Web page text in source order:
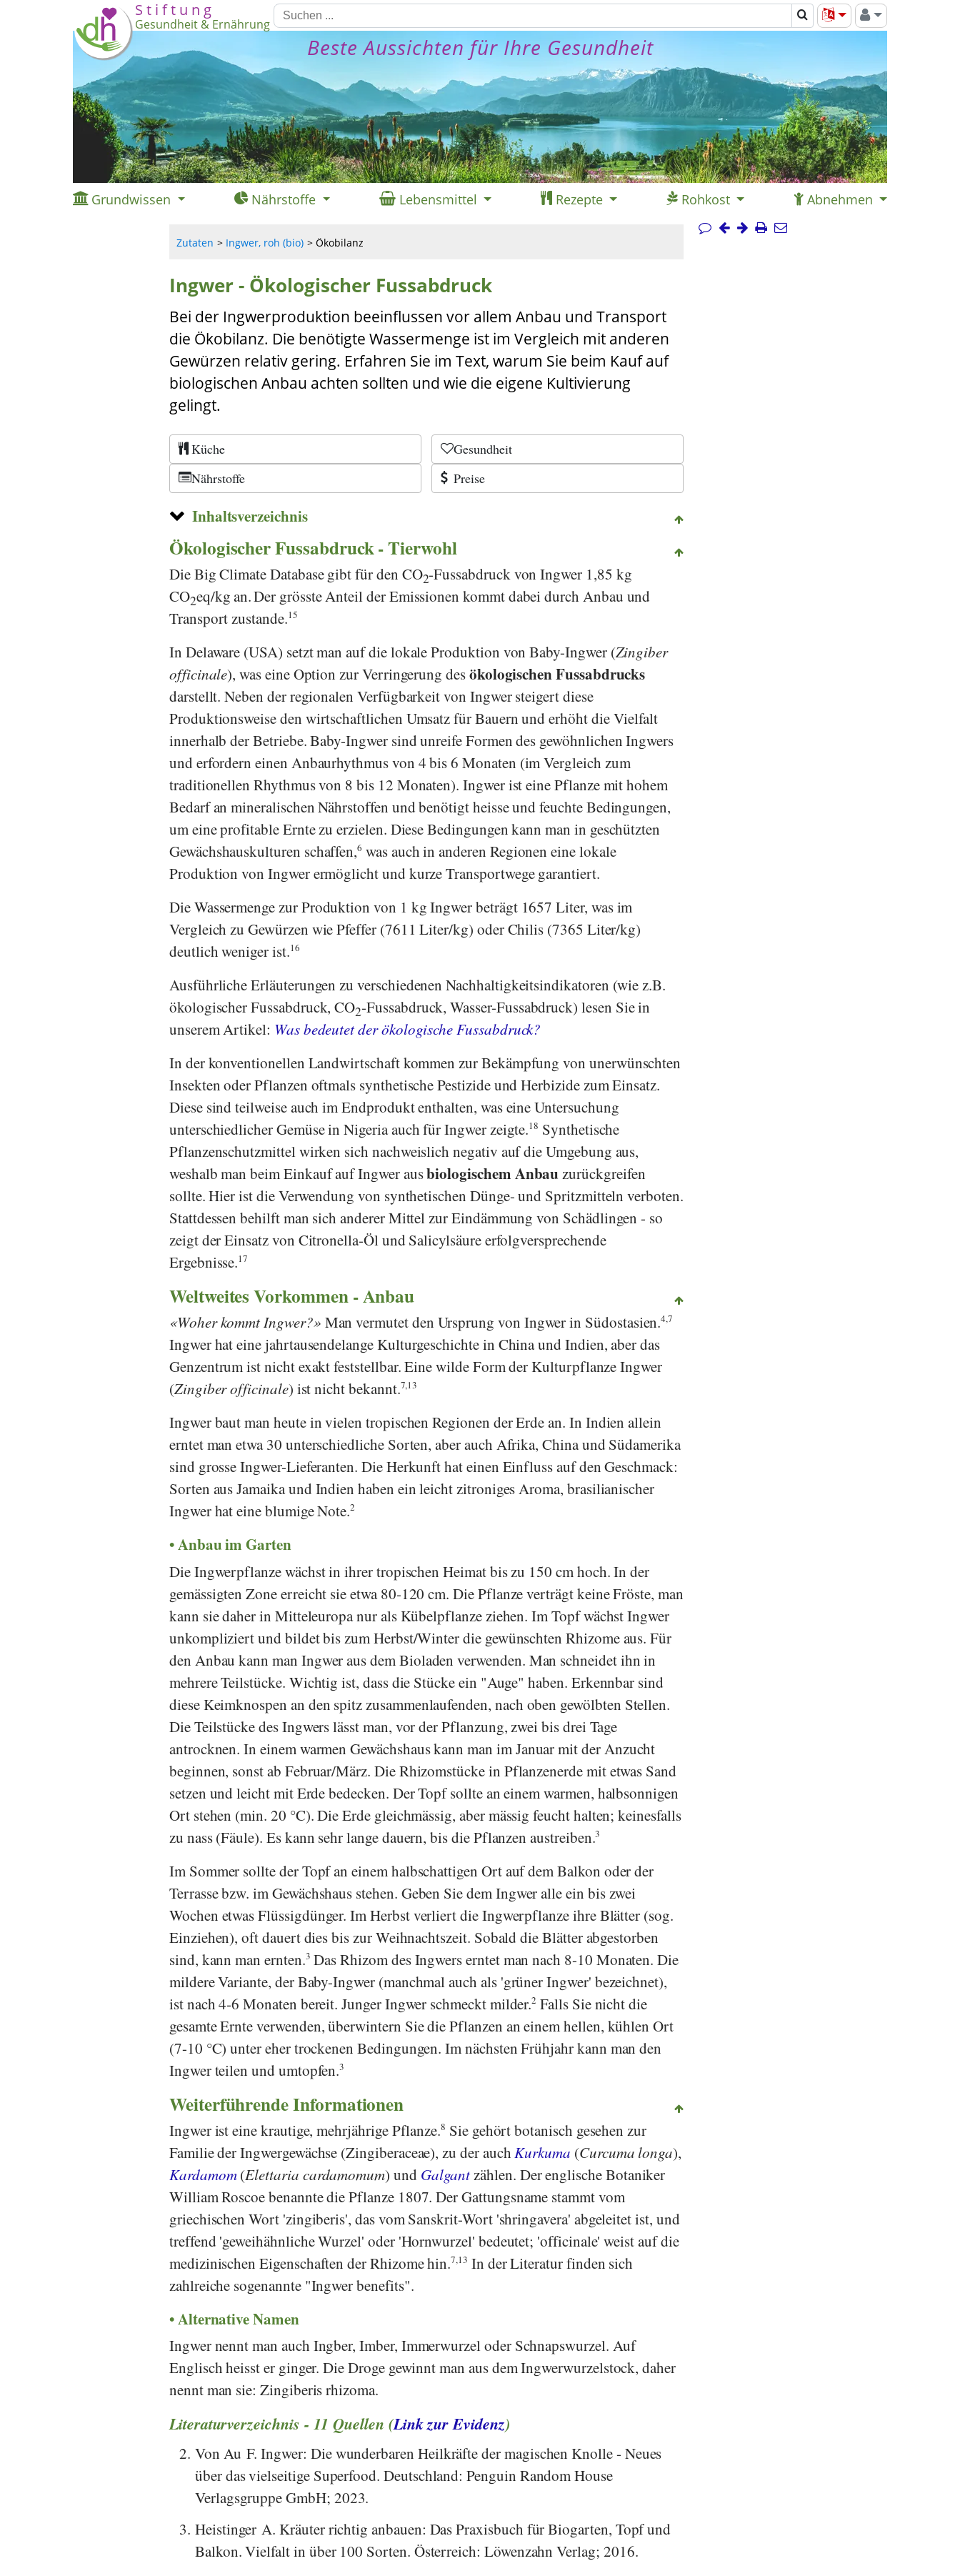
S t i f t u n g
Gesundheit & Ernährung
Beste Aussichten für Ihre Gesundheit
Grundwissen Nährstoffe Lebensmittel Rezepte Rohkost Abnehmen
Zutaten Ingwer, roh (bio) Ökobilanz
Ingwer - Ökologischer Fussabdruck
Bei der Ingwerproduktion beeinflussen vor allem Anbau und Transport
die Ökobilanz. Die benötigte Wassermenge ist im Vergleich mit anderen
Gewürzen relativ gering. Erfahren Sie im Text, warum Sie beim Kauf auf
biologischen Anbau achten sollten und wie die eigene Kultivierung
gelingt.
Küche
Gesundheit
Nährstoffe
Preise
Inhaltsverzeichnis
Ökologischer Fussabdruck - Tierwohl
DieBig Climate Databasegibt für den CO2-Fussabdruck von Ingwer 1,85 kg
CO2eq/kg an.Der grösste Anteil der Emissionen kommt dabei durch Anbau und
Transport zustande.15
In Delaware (USA) setzt man auf die lokale Produktion von Baby-Ingwer (Zingiber
officinale), was eine Option zur Verringerung desökologischen Fussabdrucks
darstellt. Neben der regionalen Verfügbarkeit von Ingwer steigert diese
Produktionsweise den wirtschaftlichen Umsatz für Bauern und erhöht die Vielfalt
innerhalb der Betriebe. Baby-Ingwer sind unreife Formen des gewöhnlichen Ingwers
und erfordern einen Anbaurhythmus von 4 bis 6 Monaten (im Vergleich zum
traditionellen Rhythmus von 8 bis 12 Monaten). Ingwer ist eine Pflanze mit hohem
Bedarf an mineralischen Nährstoffen und benötigt heisse und feuchte Bedingungen,
um eine profitable Ernte zu erzielen. Diese Bedingungen kann man in geschützten
Gewächshauskulturen schaffen,6 was auch in anderen Regionen eine lokale
Produktion von Ingwer ermöglicht und kurze Transportwege garantiert.
Die Wassermenge zur Produktion von 1 kg Ingwer beträgt 1657 Liter, was im
Vergleich zu Gewürzen wie Pfeffer (7611 Liter/kg) oder Chilis (7365 Liter/kg)
deutlich weniger ist.16
Ausführliche Erläuterungen zu verschiedenen Nachhaltigkeitsindikatoren (wie z.B.
ökologischer Fussabdruck, CO2-Fussabdruck, Wasser-Fussabdruck) lesen Sie in
unserem Artikel: Was bedeutet der ökologische Fussabdruck?
In der konventionellen Landwirtschaft kommen zur Bekämpfung von unerwünschten
Insekten oder Pflanzen oftmals synthetische Pestizide und Herbizide zum Einsatz.
Diese sind teilweise auch im Endprodukt enthalten, was eine Untersuchung
unterschiedlicher Gemüse in Nigeria auch für Ingwer zeigte.18 Synthetische
Pflanzenschutzmittel wirken sich nachweislich negativ auf die Umgebung aus,
weshalb man beim Einkauf auf Ingwer ausbiologischem Anbauzurückgreifen
sollte. Hier ist die Verwendung von synthetischen Dünge- und Spritzmitteln verboten.
Stattdessen behilft man sich anderer Mittel zur Eindämmung von Schädlingen - so
zeigt der Einsatz von Citronella-Öl und Salicylsäure erfolgversprechende
Ergebnisse.17
Weltweites Vorkommen - Anbau
Woher kommt Ingwer? Man vermutet den Ursprung von Ingwer in Südostasien.4,7
Ingwer hat eine jahrtausendelange Kulturgeschichte in China und Indien, aber das
Genzentrum ist nicht exakt feststellbar. Eine wilde Form der Kulturpflanze Ingwer
(Zingiber officinale) ist nicht bekannt.7,13
Ingwer baut man heute in vielen tropischen Regionen der Erde an. In Indien allein
erntet man etwa 30 unterschiedliche Sorten, aber auch Afrika, China und Südamerika
sind grosse Ingwer-Lieferanten. Die Herkunft hat einen Einfluss auf den Geschmack:
Sorten aus Jamaika und Indien haben ein leicht zitroniges Aroma, brasilianischer
Ingwer hat eine blumige Note.2
Anbau im Garten
Die Ingwerpflanze wächst in ihrer tropischen Heimat bis zu 150 cm hoch. In der
gemässigten Zone erreicht sie etwa 80-120 cm. Die Pflanze verträgt keine Fröste, man
kann sie daher in Mitteleuropa nur als Kübelpflanze ziehen. Im Topf wächst Ingwer
unkompliziert und bildet bis zum Herbst/Winter die gewünschten Rhizome aus. Für
den Anbau kann man Ingwer aus dem Bioladen verwenden. Man schneidet ihn in
mehrere Teilstücke. Wichtig ist, dass die Stücke ein "Auge" haben. Erkennbar sind
diese Keimknospen an den spitz zusammenlaufenden, nach oben gewölbten Stellen.
Die Teilstücke des Ingwers lässt man, vor der Pflanzung, zwei bis drei Tage
antrocknen. In einem warmen Gewächshaus kann man im Januar mit der Anzucht
beginnen, sonst ab Februar/März. Die Rhizomstücke in Pflanzenerde mit etwas Sand
setzen und leicht mit Erde bedecken. Der Topf sollte an einem warmen, halbsonnigen
Ort stehen (min. 20 °C). Die Erde gleichmässig, aber mässig feucht halten; keinesfalls
zu nass (Fäule). Es kann sehr lange dauern, bis die Pflanzen austreiben.3
Im Sommer sollte der Topf an einem halbschattigen Ort auf dem Balkon oder der
Terrasse bzw. im Gewächshaus stehen. Geben Sie dem Ingwer alle ein bis zwei
Wochen etwas Flüssigdünger. Im Herbst verliert die Ingwerpflanze ihre Blätter (sog.
Einziehen), oft dauert dies bis zur Weihnachtszeit. Sobald die Blätter abgestorben
sind, kann man ernten.3 Das Rhizom des Ingwers erntet man nach 8-10 Monaten. Die
mildere Variante, der Baby-Ingwer (manchmal auch als 'grüner Ingwer' bezeichnet),
ist nach 4-6 Monaten bereit. Junger Ingwer schmeckt milder.2 Falls Sie nicht die
gesamte Ernte verwenden, überwintern Sie die Pflanzen an einem hellen, kühlen Ort
(7-10 °C) unter eher trockenen Bedingungen. Im nächsten Frühjahr kann man den
Ingwer teilen und umtopfen.3
Weiterführende Informationen
Ingwer ist eine krautige, mehrjährige Pflanze.8 Sie gehört botanisch gesehen zur
Familie der Ingwergewächse (Zingiberaceae), zu der auchKurkuma (Curcuma longa),
Kardamom(Elettaria cardamomum) und Galgantzählen. Der englische Botaniker
William Roscoebenannte die Pflanze 1807. Der Gattungsname stammt vom
griechischen Wort 'zingiberis', das vom Sanskrit-Wort 'shringavera' abgeleitet ist, und
treffend 'geweihähnliche Wurzel' oder 'Hornwurzel' bedeutet; 'officinale' weist auf die
medizinischen Eigenschaften der Rhizome hin.7,13 In der Literatur finden sich
zahlreiche sogenannte "Ingwer benefits".
Alternative Namen
Ingwer nennt man auch Ingber, Imber, Immerwurzel oder Schnapswurzel. Auf
Englisch heisst er ginger. Die Droge gewinnt man aus dem Ingwerwurzelstock, daher
nennt man sie: Zingiberis rhizoma.
Literaturverzeichnis - 11 Quellen (Link zur Evidenz)
2. Von Au F. Ingwer: Die wunderbaren Heilkräfte der magischen Knolle - Neues
über das vielseitige Superfood. Deutschland: Penguin Random House
Verlagsgruppe GmbH; 2023.
3. Heistinger A. Kräuter richtig anbauen: Das Praxisbuch für Biogarten, Topf und
Balkon. Vielfalt in über 100 Sorten. Österreich: Löwenzahn Verlag; 2016.